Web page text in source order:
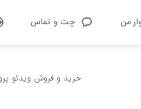
من چت و تماس
خرید و فروش ویدئو